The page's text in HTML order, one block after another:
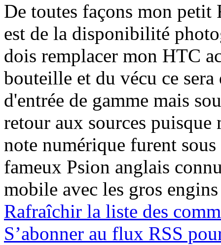
De toutes façons mon
est de la disponibilité
dois remplacer mon HTC
bouteille et du vécu ce
d'entrée de gamme mais
retour aux sources puisque
note numérique furent
fameux Psion anglais
mobile avec les gros
Rafraîchir la liste des
S’abonner au flux RSS